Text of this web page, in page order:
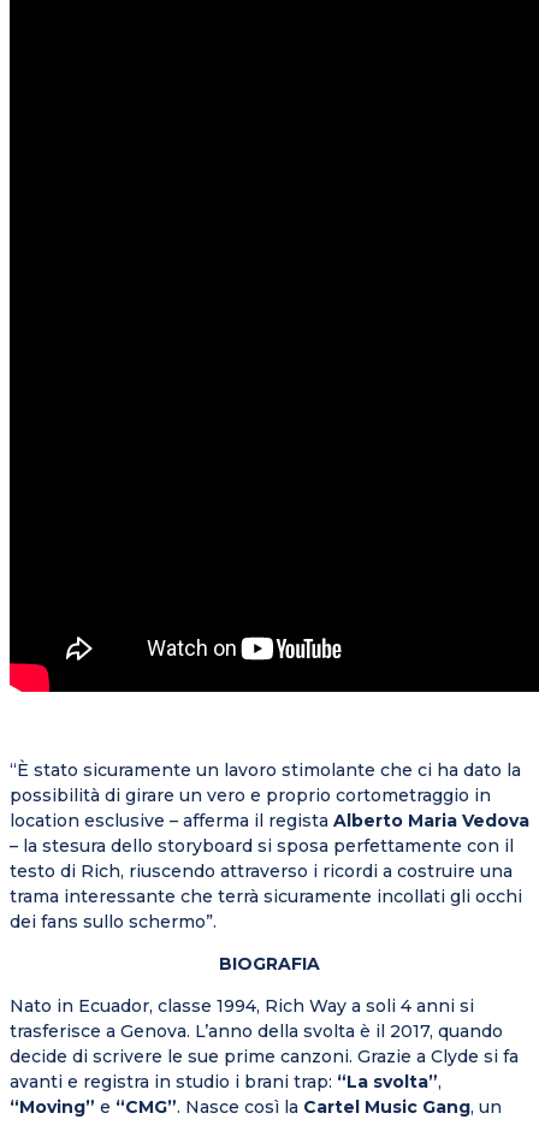
“È stato sicuramente un lavoro stimolante che ci ha dato la
possibilità di girare un vero e proprio cortometraggio in
location esclusive – afferma il regista Alberto Maria Vedova
– la stesura dello storyboard si sposa perfettamente con il
testo di Rich, riuscendo attraverso i ricordi a costruire una
trama interessante che terrà sicuramente incollati gli occhi
dei fans sullo schermo”.
BIOGRAFIA
Nato in Ecuador, classe 1994, Rich Way a soli 4 anni si
trasferisce a Genova. L’anno della svolta è il 2017, quando
decide di scrivere le sue prime canzoni. Grazie a Clyde si fa
avanti e registra in studio i brani trap: “La svolta”,
“Moving” e “CMG”. Nasce così la Cartel Music Gang, un